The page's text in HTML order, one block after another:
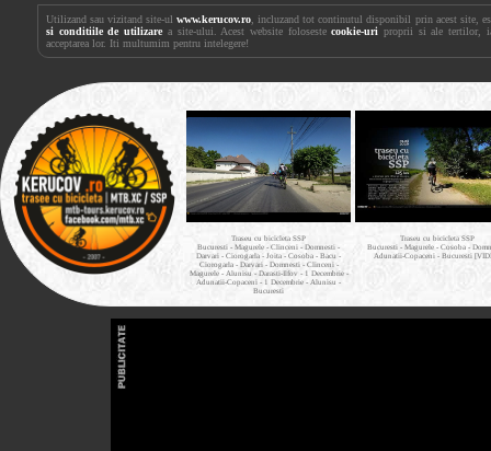
Utilizand sau vizitand site-ulwww.kerucov.ro , incluzand tot continutul disponibil prin acest site,
si conditiile de utilizare a site-ului. Acest website folosestecookie-uri proprii si ale tertilor,
acceptarea lor. Iti multumim pentru intelegere!
Traseu cu bicicleta SSP
Bucuresti - Magurele - Clinceni - Domnesti -
Darvari - Ciorogarla - Joita - Cosoba - Bacu -
Ciorogarla - Darvari - Domnesti - Clinceni -
Magurele - Alunisu - Darasti-Ilfov - 1 Decembrie -
Adunatii-Copaceni - 1 Decembrie - Alunisu -
Bucuresti
Traseu cu bicicleta SSP
Bucuresti - Magurele - Cosoba -
Adunatii-Copaceni - Bucuresti